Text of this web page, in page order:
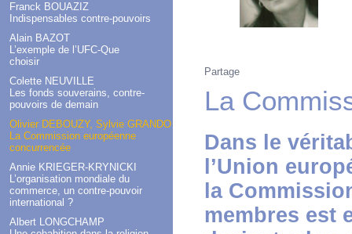
Franck BOUAZIZ
Indispensables contre-pouvoirs
Alain BAZOT
L’exemple de l’UFC-Que
choisir
Colette NEUVILLE
Les fonds souverains, contre-
pouvoirs de demain
Olivier DEBOUZY, Sylvie GRANDO
La Commission européenne
concurrencée
Annie KRIEGER-KRYNICKI
L’organisation mondiale du
commerce, un contre-pouvoir
international ?
Albert LONGCHAMP
Partage
La
Dans le
l’Union
la
membres est